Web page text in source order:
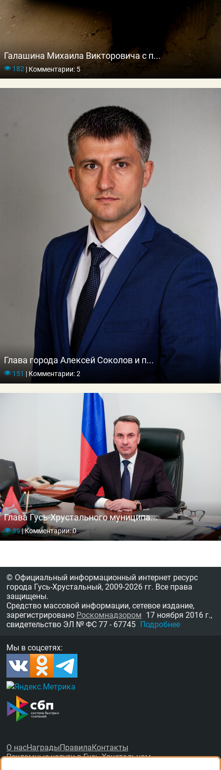
Галашина Михаила Викторовича с п...
182 |Комментарии: 5
Глава города Алексей Соколов и п...
151 |Комментарии: 2
Глава Гусь-Хрустального муниципа...
39|Комментарии: 0
© Официальный информационный интернет ресурс
города Гусь-Хрустальный, 2009-2026 гг. Все права
защищены.
Средство массовой информации, сетевое издание,
зарегистрировано Роскомнадзором 17 ноября 2016 г.,
свидетельство ЭЛ № ФС 77 - 67745 Подробнее
Мы в соцсетях:
О насНаградыПравилаКонтакты
Рекламные услуги в Гусь-Хрустальном